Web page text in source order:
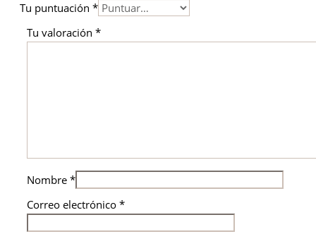
Tu puntuación *
Tu valoración *
Nombre *
Correo electrónico *